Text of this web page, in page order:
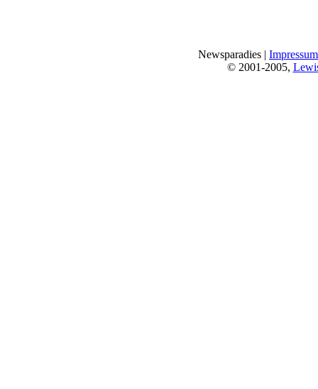
Newsparadies | Impressum
© 2001-2005,